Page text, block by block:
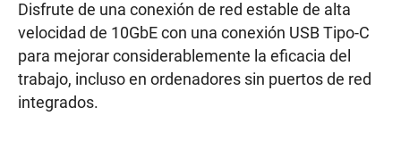
Disfrute de una conexión de red estable de alta
velocidad de 10GbE con una conexión USB Tipo-C
para mejorar considerablemente la eficacia del
trabajo, incluso en ordenadores sin puertos de red
integrados.